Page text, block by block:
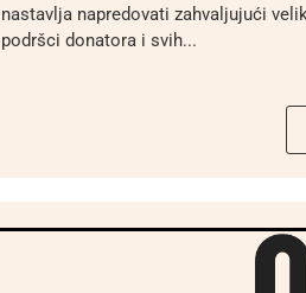
nastavlja napredovati zahvaljujući
podršci donatora i svih...